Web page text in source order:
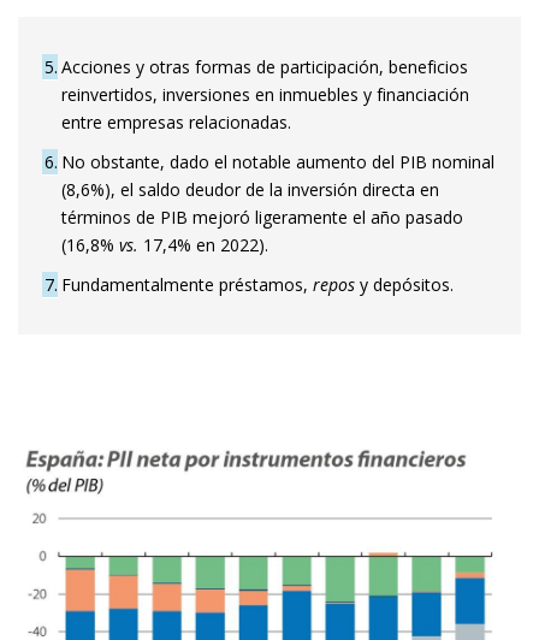
5 Acciones y otras formas de participación, beneficios
reinvertidos, inversiones en inmuebles y financiación
entre empresas relacionadas.
6 No obstante, dado el notable aumento del PIB nominal
(8,6%), el saldo deudor de la inversión directa en
términos de PIB mejoró ligeramente el año pasado
(16,8% vs. 17,4% en 2022).
7 Fundamentalmente préstamos, repos y depósitos.